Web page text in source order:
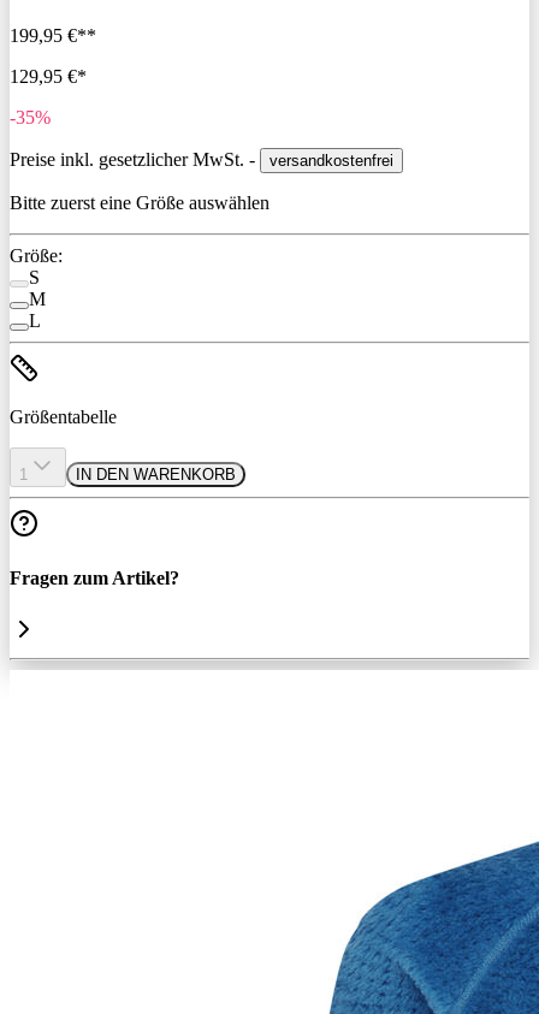
199,95 €**
129,95 €*
-35%
Preise inkl. gesetzlicher MwSt. - versandkostenfrei
Bitte zuerst eine Größe auswählen
Größe:
S
M
L
Größentabelle
1 IN DEN WARENKORB
Fragen zum Artikel?